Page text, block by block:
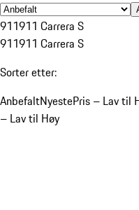
911911 Carrera S
911911 Carrera S
Sorter etter:
AnbefaltNyestePris – Lav til
– Lav til Høy